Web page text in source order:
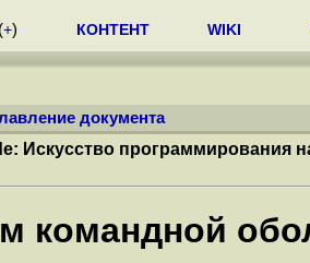
(+) КОНТЕНТ WIKI
документа
Искусство программирования
командной